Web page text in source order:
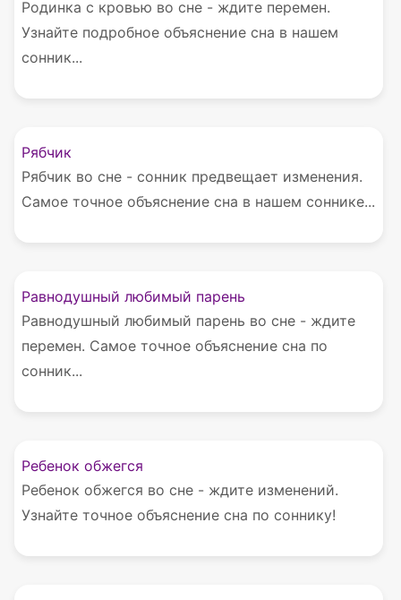
Родинка с кровью во сне - ждите перемен.
Узнайте подробное объяснение сна в нашем
сонник...
Рябчик
Рябчик во сне - сонник предвещает изменения.
Самое точное объяснение сна в нашем соннике...
Равнодушный любимый парень
Равнодушный любимый парень во сне - ждите
перемен. Самое точное объяснение сна по
сонник...
Ребенок обжегся
Ребенок обжегся во сне - ждите изменений.
Узнайте точное объяснение сна по соннику!